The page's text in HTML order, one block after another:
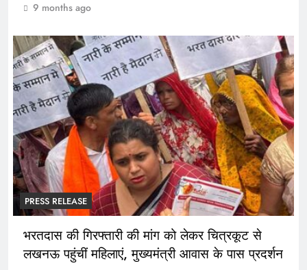
9 months ago
PRESS RELEASE
भरतदास की गिरफ्तारी की मांग को लेकर चित्रकूट से
लखनऊ पहुंचीं महिलाएं, मुख्यमंत्री आवास के पास प्रदर्शन